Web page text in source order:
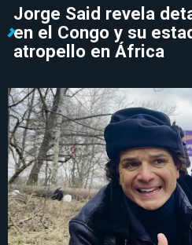
Jorge Said revela
en el Congo y su
atropello en África